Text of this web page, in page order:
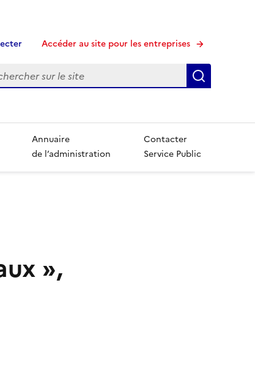
Accéder au site pour les entreprises
Annuaire
de l’administration
Contacter
Service Public
»,